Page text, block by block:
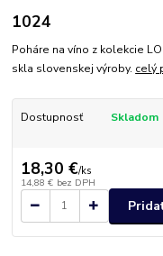
1024
Poháre na víno z kolekcie
skla slovenskej výroby. celý
Dostupnosť Skladom
18,30 €/ks
14,88 € bez DPH